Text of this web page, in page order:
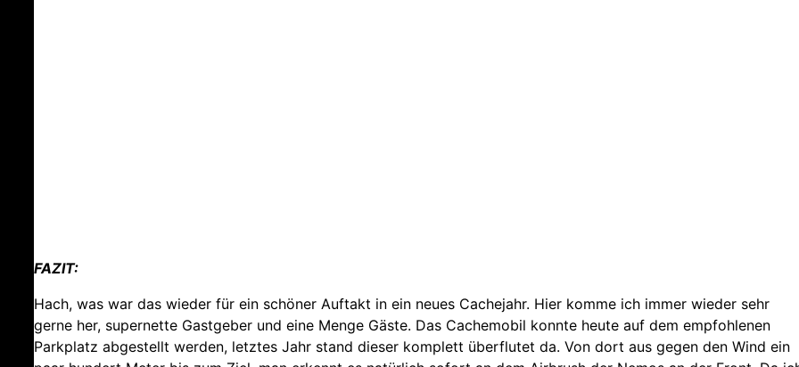
FAZIT:
Hach, was war das wieder für ein schöner Auftakt in ein neues Cachejahr. Hier komme ich immer wieder sehr
gerne her, supernette Gastgeber und eine Menge Gäste. Das Cachemobil konnte heute auf dem empfohlenen
Parkplatz abgestellt werden, letztes Jahr stand dieser komplett überflutet da. Von dort aus gegen den Wind ein